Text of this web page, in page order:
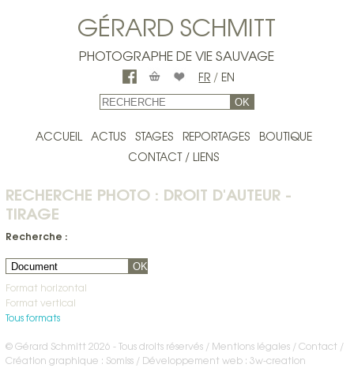
GÉRARD SCHMITT
PHOTOGRAPHE DE VIE SAUVAGE
FR / EN
OK
ACCUEIL ACTUS STAGES REPORTAGES
BOUTIQUE
CONTACT / LIENS
RECHERCHE PHOTO : DROIT D'AUTEUR -
TIRAGE
Recherche :
OK
Format horizontal
Format vertical
Tous formats
© Gérard Schmitt 2026 - Tous droits réservés / Mentions légales Contact /
Création graphique : Somiss
Développement web : 3w-creation